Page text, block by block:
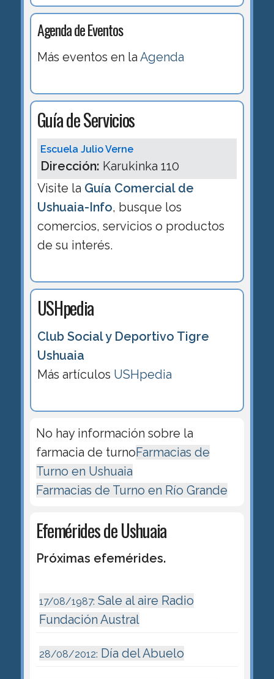
Agenda de Eventos
Más eventos en la Agenda
Guía de Servicios
Escuela Julio Verne
Dirección: Karukinka 110
Visite la Guía Comercial de
Ushuaia-Info, busque los
comercios, servicios o productos
de su interés.
USHpedia
Club Social y Deportivo Tigre
Ushuaia
Más artículos USHpedia
No hay información sobre la
farmacia de turnoFarmacias de
Turno en Ushuaia
Farmacias de Turno en Río Grande
Efemérides de Ushuaia
Próximas efemérides.
17/08/1987: Sale al aire Radio
Fundación Austral
28/08/2012: Día del Abuelo